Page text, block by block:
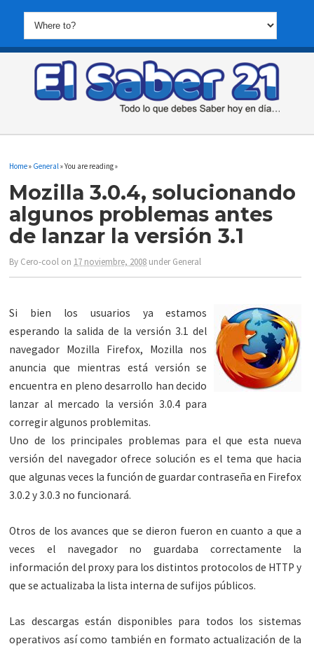
Home» General » You are reading »
Mozilla 3.0.4, solucionando
algunos problemas antes
de lanzar la versión 3.1
By Cero-cool on 17 noviembre, 2008 underGeneral
Si bien los usuarios ya estamos
esperando la salida de la versión 3.1 del
navegador Mozilla Firefox, Mozilla nos
anuncia que mientras está versión se
encuentra en pleno desarrollo han decido
lanzar al mercado la versión 3.0.4 para
corregir algunos problemitas.
Uno de los principales problemas para el que esta nueva
versión del navegador ofrece solución es el tema que hacia
que algunas veces la función de guardar contraseña en Firefox
3.0.2 y 3.0.3 no funcionará.
Otros de los avances que se dieron fueron en cuanto a que a
veces el navegador no guardaba correctamente la
información del proxy para los distintos protocolos de HTTP y
que se actualizaba la lista interna de sufijos públicos.
Las descargas están disponibles para todos los sistemas
operativos así como también en formato actualización de la